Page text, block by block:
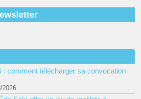
: comment télécharger sa convocation
2026